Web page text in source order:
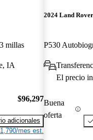
millas
IA
$96,297
adicionales
mes est.
2024 Land
P530
El precio
Buena
oferta